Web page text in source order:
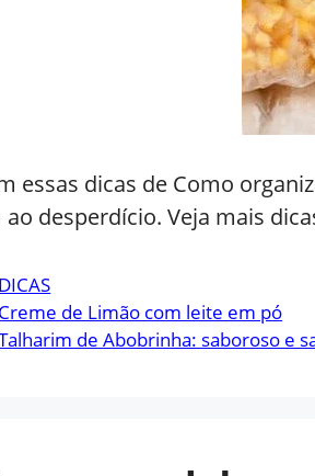
essas dicas de Como
desperdício. Veja mais
Categorias
DICAS
Creme de Limão com leite em pó
de Abobrinha: saboroso e